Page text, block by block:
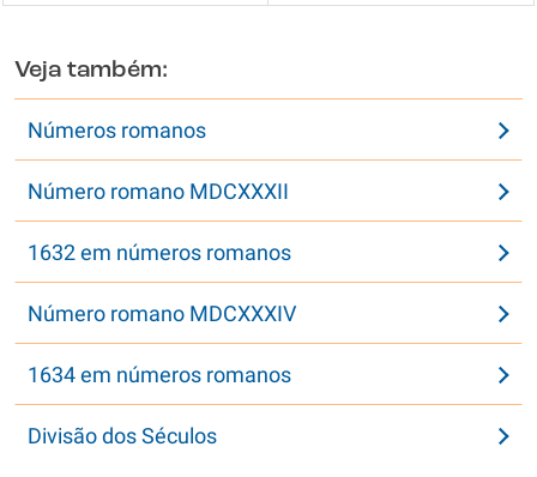
Veja também:
Números romanos
Número romano MDCXXXII
1632 em números romanos
Número romano MDCXXXIV
1634 em números romanos
Divisão dos Séculos